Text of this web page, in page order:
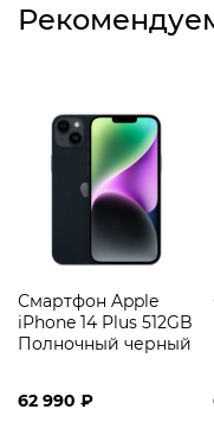
Смартфон Apple
iPhone 14 Plus 512GB
Полночный черный
62 990 ₽